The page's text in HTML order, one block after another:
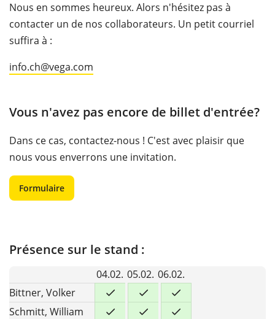
Nous en sommes heureux. Alors n'hésitez pas à
contacter un de nos collaborateurs. Un petit courriel
suffira à :
info.ch@vega.com
Vous n'avez pas encore de billet d'entrée?
Dans ce cas, contactez-nous ! C'est avec plaisir que
nous vous enverrons une invitation.
Formulaire
Présence sur le stand :
04.02. 05.02. 06.02.
Bittner, Volker
Schmitt, William